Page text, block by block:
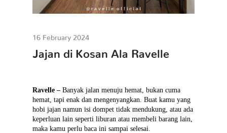
16 February 2024
Jajan di Kosan Ala Ravelle
Ravelle – Banyak jalan menuju hemat, bukan cuma
hemat, tapi enak dan mengenyangkan. Buat kamu yang
hobi jajan namun isi dompet tidak mendukung, atau ada
keperluan lain seperti liburan atau membeli barang lain,
maka kamu perlu baca ini sampai selesai.